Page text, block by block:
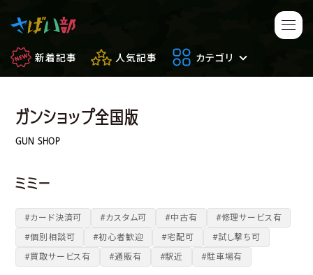
新着記事 人気記事 カテゴリ
マンガ・アニメ
サバイバルゲーム サバゲー豆知識
ガンショップ全国版
GUN SHOP
ミミー
#カード決済可 #カスタム可 #中古有
#修理サービス有
#個別相談可
#初心者歓迎 #宅配可
#試し撃ち可
#買取サービス有
#通販有 #駅近 #駐車場有